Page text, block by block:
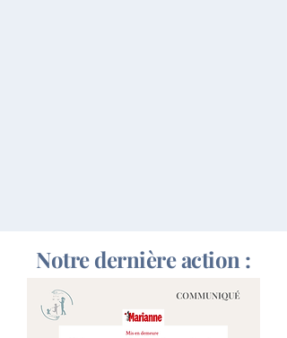
Notre dernière action :